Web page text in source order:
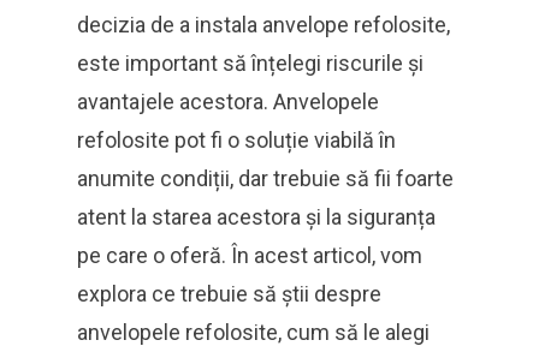
decizia de a instala anvelope refolosite,
este important să înțelegi riscurile și
avantajele acestora. Anvelopele
refolosite pot fi o soluție viabilă în
anumite condiții, dar trebuie să fii foarte
atent la starea acestora și la siguranța
pe care o oferă. În acest articol, vom
explora ce trebuie să știi despre
anvelopele refolosite, cum să le alegi